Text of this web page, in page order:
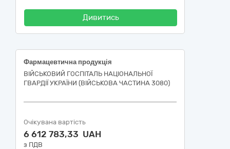
Дивитись
Фармацевтична продукція
ВІЙСЬКОВИЙ ГОСПІТАЛЬ НАЦІОНАЛЬНОЇ
ГВАРДІЇ УКРАЇНИ (ВІЙСЬКОВА ЧАСТИНА 3080)
Очікувана вартість
6 612 783,33 UAH
з ПДВ